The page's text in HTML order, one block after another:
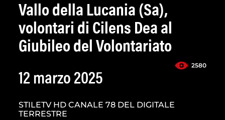
Vallo della Lucania (Sa),
volontari di Cilens Dea al
Giubileo del Volontariato
2580
12 marzo 2025
STILETV HD CANALE 78 DEL DIGITALE
TERRESTRE